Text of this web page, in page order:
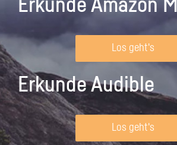
Erkunde Amazon
Los geht's
Erkunde Audible
Los geht's